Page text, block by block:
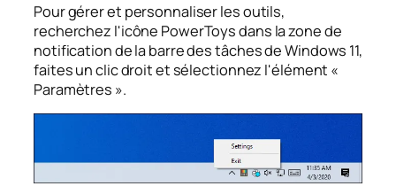
Pour gérer et personnaliser les outils,
recherchez l'icône PowerToys dans la zone de
notification de la barre des tâches de Windows 11,
faites un clic droit et sélectionnez l'élément «
Paramètres ».